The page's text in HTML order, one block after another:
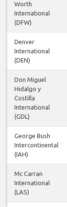
Worth
International
(DFW)
Denver
International
(DEN)
Don Miguel
Hidalgo y
Costilla
International
(GDL)
George Bush
Intercontinental
(IAH)
Mc Carran
International
(LAS)